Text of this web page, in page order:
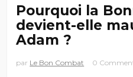
Pourquoi la
devient-elle
Adam ?
par Le Bon Combat 0